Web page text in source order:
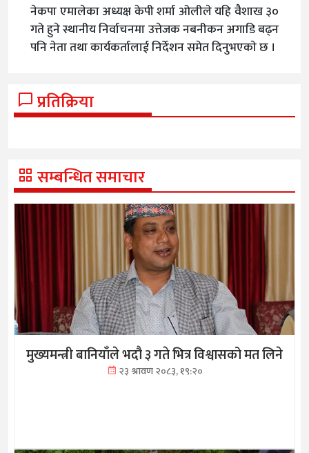
नेकपा एमालेका अध्यक्ष केपी शर्मा ओलीले यहि वैशाख ३०
गते हुने स्थानीय निर्वाचनमा उत्तेजक नबनीकन अगाडि बढ्न
पनि नेता तथा कार्यकर्तालाई निर्देशन समेत दिनुभएकाे छ ।
प्रतिक्रिया
सम्बन्धित समाचार
मुख्यमन्त्री बानियाँले भदौ ३ गते भित्र विश्वासको मत लिने
२३ श्रावण २०८३, १९:२०